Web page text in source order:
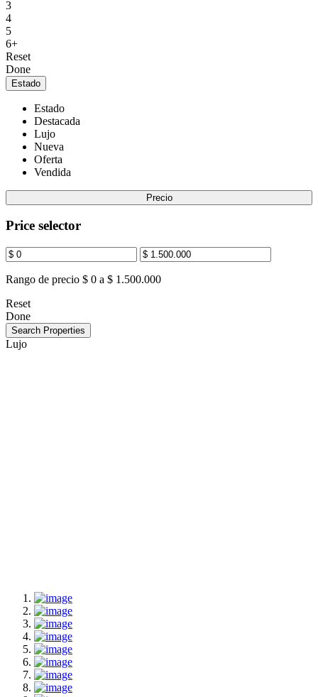
3
4
5
6+
Reset
Done
Estado
Estado
Destacada
Lujo
Nueva
Oferta
Vendida
Precio
Price selector
Rango de precio $ 0 a $ 1.500.000
Reset
Done
Search Properties
Lujo